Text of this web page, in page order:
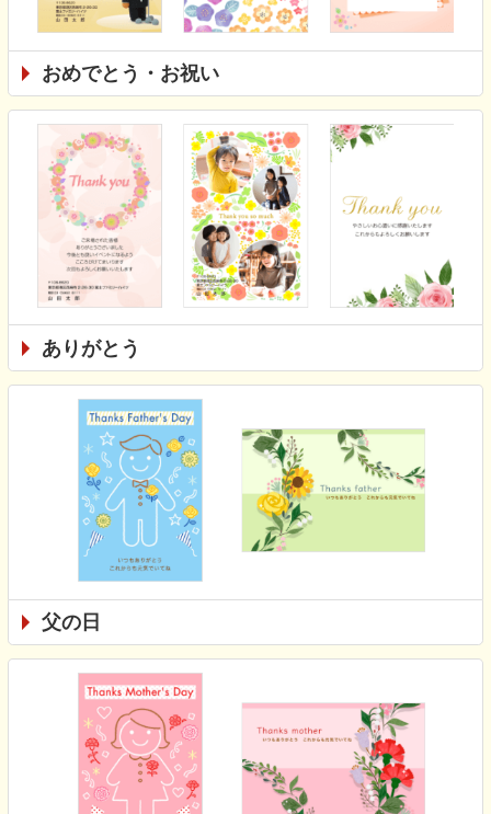
おめでとう・お祝い
ありがとう
父の日